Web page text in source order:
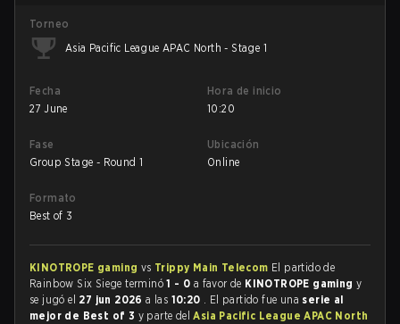
Torneo
Asia Pacific League APAC North - Stage 1
Fecha
27 June
Hora de inicio
10:20
Fase
Group Stage - Round 1
Ubicación
Online
Formato
Best of 3
KINOTROPE gaming vs Trippy Main Telecom El partido de
Rainbow Six Siege terminó1 - 0 a favor de KINOTROPE gamingy
se jugó el 27 jun 2026a las 10:20 . El partido fue una serie al
mejor de Best of 3 y parte delAsia Pacific League APAC North